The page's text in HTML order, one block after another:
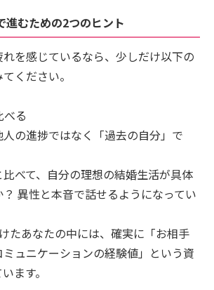
進むための2つのヒント
を感じているなら、少しだけ以下の
ください。
べる
の進捗ではなく「過去の自分」で
べて、自分の理想の結婚生活が具体
異性と本音で話せるようになってい
たあなたの中には、確実に「お相手
ュニケーションの経験値」という資
ます。